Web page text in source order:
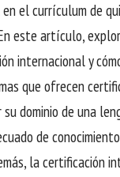
el currículum de
este artículo,
internacional y
que ofrecen
dominio de una
de
la certificación